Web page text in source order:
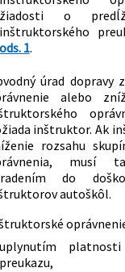
žiadosti o
inštruktorského
ods. 1.
úrad dopravy
alebo
inštruktor. Ak
rozsahu
musí
do
autoškôl.
uplynutím platnosti
preukazu,